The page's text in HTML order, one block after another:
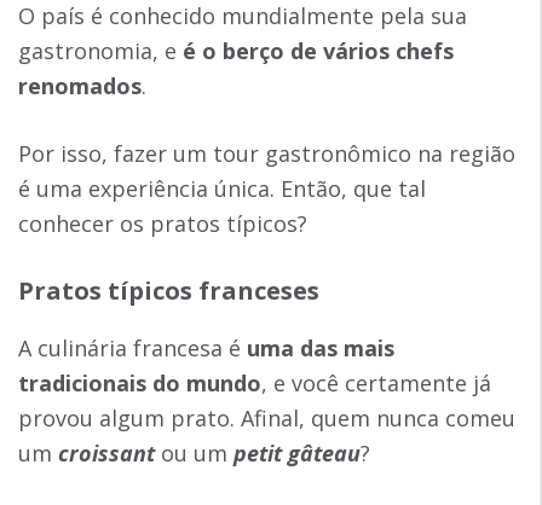
O país é conhecido mundialmente pela sua
gastronomia, e é o berço de vários chefs
renomados.
Por isso, fazer um tour gastronômico na região
é uma experiência única. Então, que tal
conhecer os pratos típicos?
Pratos típicos franceses
A culinária francesa é uma das mais
tradicionais do mundo, e você certamente já
provou algum prato. Afinal, quem nunca comeu
um croissantou um petit gâteau?